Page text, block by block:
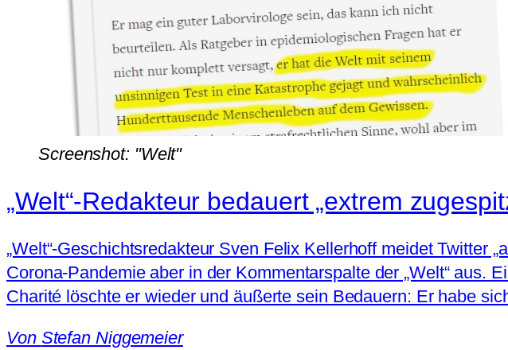
Screenshot: "Welt"
„Welt“-Redakteur bedauert „extrem
„Welt“-Geschichtsredakteur Sven Felix Kellerhoff meidet Twitter
Corona-Pandemie aber in der Kommentarspalte der „Welt“ aus.
Charité löschte er wieder und äußerte sein Bedauern: Er habe
Von Stefan Niggemeier